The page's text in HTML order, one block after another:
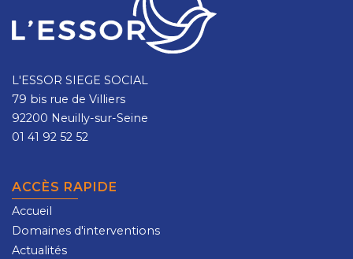
L'ESSOR SIEGE SOCIAL
79 bis rue de Villiers
92200 Neuilly-sur-Seine
01 41 92 52 52
ACCÈS RAPIDE
Accueil
Domaines d'interventions
Actualités